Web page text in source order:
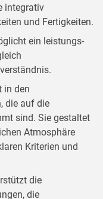
integrativ
und Fertigkeiten.
ein leistungs-
in den
die auf die
sind. Sie gestaltet
Atmosphäre
Kriterien und
die
die